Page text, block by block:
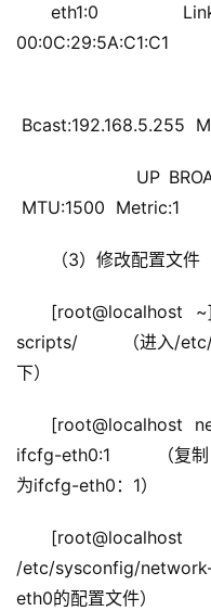
eth1:0    Link
00:0C:29:5A:C1:C1
Bcast:192.168.5.255
UP
MTU:1500  Metric:1
（3）修改配置文件
[root@localhost
scripts/        （进入
下）
[root@localhost
ifcfg-eth0:1        （
为ifcfg-eth0：1）
/etc/sysconfig/network-
eth0的配置文件）